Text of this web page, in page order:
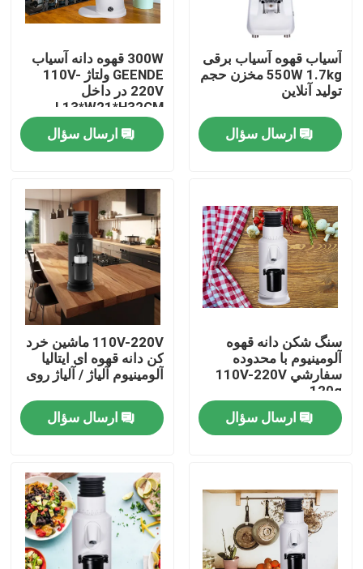
صفحه اصلی
محصولات
درباره ما
تور کارخانه
کنترل کیفیت
با ما تماس بگیرید
آسیاب دانه قهوه
آسیاب قهوه Burr
آسیاب قهوه آسیاب برقی
550W 1.7kg مخزن حجم
تولید آنلاین
ارسال سؤال
300W قهوه دانه آسیاب
GEENDE ولتاژ 110V-
220V در داخل
L13*W21*H32CM
ارسال سؤال
سنگ شکن دانه قهوه
آلومينيوم با محدوده
سفارشي 110V-220V
120g
ارسال سؤال
110V-220V ماشین خرد
کن دانه قهوه ای ایتالیا
آلومینیوم آلیاژ / آلیاژ روی
ارسال سؤال